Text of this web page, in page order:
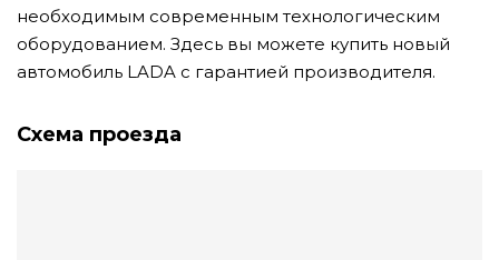
необходимым современным технологическим
оборудованием. Здесь вы можете купить новый
автомобиль LADA с гарантией производителя.
Схема проезда